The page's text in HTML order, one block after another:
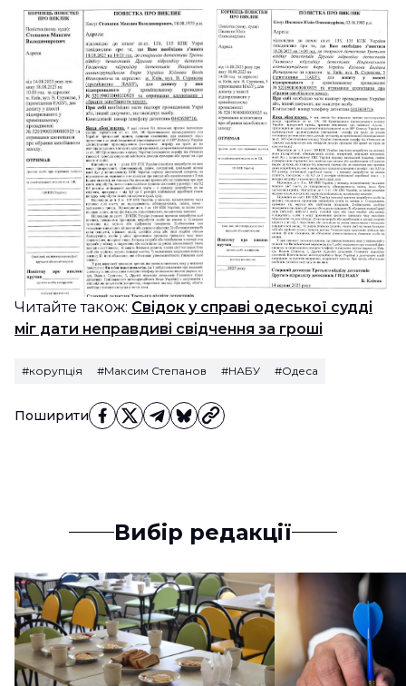
Поширити
Читайте також: Свідок у справі одеської судді
міг дати неправдиві свідчення за гроші
#корупція #Максим Степанов #НАБУ #Одеса
Вибір редакції